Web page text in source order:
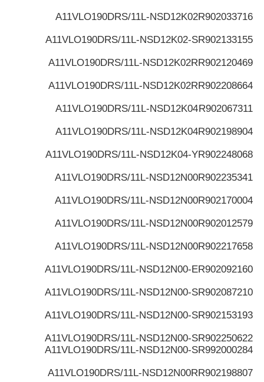
R902033716
A11VLO190DRS/11L-NSD12K02
R902133155
A11VLO190DRS/11L-NSD12K02-S
R902120469
A11VLO190DRS/11L-NSD12K02R
R902208664
A11VLO190DRS/11L-NSD12K02R
R902067311
A11VLO190DRS/11L-NSD12K04
R902198904
A11VLO190DRS/11L-NSD12K04
R902248068
A11VLO190DRS/11L-NSD12K04-Y
R902235341
A11VLO190DRS/11L-NSD12N00
R902170004
A11VLO190DRS/11L-NSD12N00
R902012579
A11VLO190DRS/11L-NSD12N00
R902217658
A11VLO190DRS/11L-NSD12N00
R902092160
A11VLO190DRS/11L-NSD12N00-E
R902087210
A11VLO190DRS/11L-NSD12N00-S
R902153193
A11VLO190DRS/11L-NSD12N00-S
R902250622
A11VLO190DRS/11L-NSD12N00-S
R992000284
A11VLO190DRS/11L-NSD12N00-S
R902198807
A11VLO190DRS/11L-NSD12N00R